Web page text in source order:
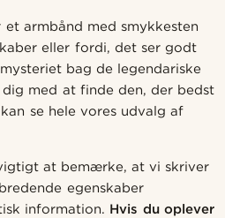
armbånd med smykkesten
eller fordi, det ser godt
bag de legendariske
med at finde den, der bedst
se hele vores udvalg af
at bemærke, at vi skriver
egenskaber
information. Hvis du oplever